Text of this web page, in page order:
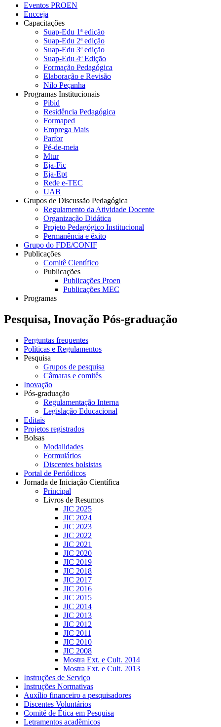
Eventos PROEN
Encceja
Capacitações
Suap-Edu 1ª edição
Suap-Edu 2ª edição
Suap-Edu 3ª edição
Suap-Edu 4ª Edição
Formação Pedagógica
Elaboração e Revisão
Nilo Peçanha
Programas Institucionais
Pibid
Residência Pedagógica
Formaped
Emprega Mais
Parfor
Pé-de-meia
Mtur
Eja-Fic
Eja-Ept
Rede e-TEC
UAB
Grupos de Discussão Pedagógica
Regulamento da Atividade Docente
Organização Didática
Projeto Pedagógico Institucional
Permanência e êxito
Grupo do FDE/CONIF
Publicações
Comitê Científico
Publicações
Publicações Proen
Publicações MEC
Programas
Pesquisa, Inovação Pós-graduação
Perguntas frequentes
Políticas e Regulamentos
Pesquisa
Grupos de pesquisa
Câmaras e comitês
Inovação
Pós-graduação
Regulamentação Interna
Legislação Educacional
Editais
Projetos registrados
Bolsas
Modalidades
Formulários
Discentes bolsistas
Portal de Periódicos
Jornada de Iniciação Científica
Principal
Livros de Resumos
JIC 2025
JIC 2024
JIC 2023
JIC 2022
JIC 2021
JIC 2020
JIC 2019
JIC 2018
JIC 2017
JIC 2016
JIC 2015
JIC 2014
JIC 2013
JIC 2012
JIC 2011
JIC 2010
JIC 2008
Mostra Ext. e Cult. 2014
Mostra Ext. e Cult. 2013
Instruções de Serviço
Instruções Normativas
Auxílio financeiro a pesquisadores
Discentes Voluntários
Comitê de Ética em Pesquisa
Letramentos acadêmicos